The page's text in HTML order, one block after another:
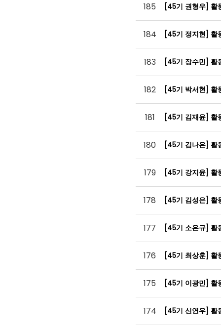
185 [45기 권형우] 활
184 [45기 정지현] 활
183 [45기 장수민] 활
182 [45기 박서현] 활
181 [45기 김재윤] 활
180 [45기 김나은] 활
179 [45기 강지윤] 활
178 [45기 김성은] 활
177 [45기 소은규] 활
176 [45기 최상훈] 활
175 [45기 이광민] 활
174 [45기 신연우] 활